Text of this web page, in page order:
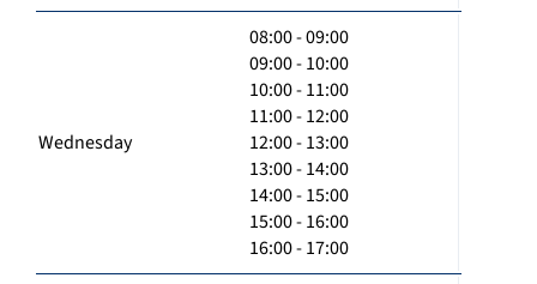
Wednesday
08:00 - 09:00
09:00 - 10:00
10:00 - 11:00
11:00 - 12:00
12:00 - 13:00
13:00 - 14:00
14:00 - 15:00
15:00 - 16:00
16:00 - 17:00